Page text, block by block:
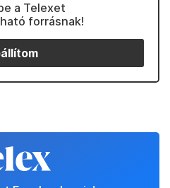
a Telexet
forrásnak!